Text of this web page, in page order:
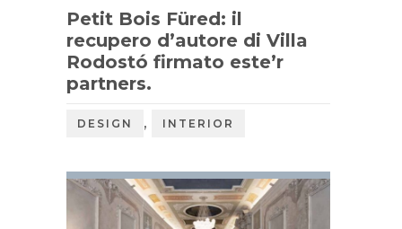
Petit Bois Füred: il
recupero d’autore di Villa
Rodostó firmato este’r
partners.
DESIGN , INTERIOR